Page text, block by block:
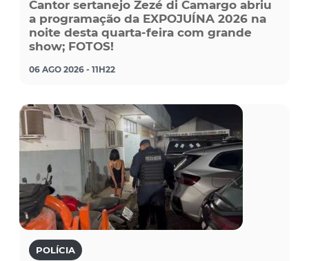
Cantor sertanejo Zezé di Camargo abriu
a programação da EXPOJUÍNA 2026 na
noite desta quarta-feira com grande
show; FOTOS!
06 AGO 2026 - 11H22
POLÍCIA